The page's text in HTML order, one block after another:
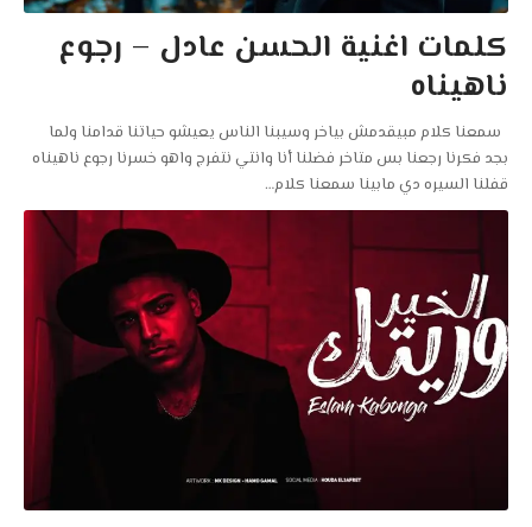
كلمات اغنية الحسن عادل – رجوع
ناهيناه
سمعنا كلام مبيقدمش بياخر وسيبنا الناس يعيشو حياتنا قدامنا ولما
بجد فكرنا رجعنا بس متاخر فضلنا أنا وانتي نتفرج واهو خسرنا رجوع ناهيناه
قفلنا السيره دي مابينا سمعنا كلام…